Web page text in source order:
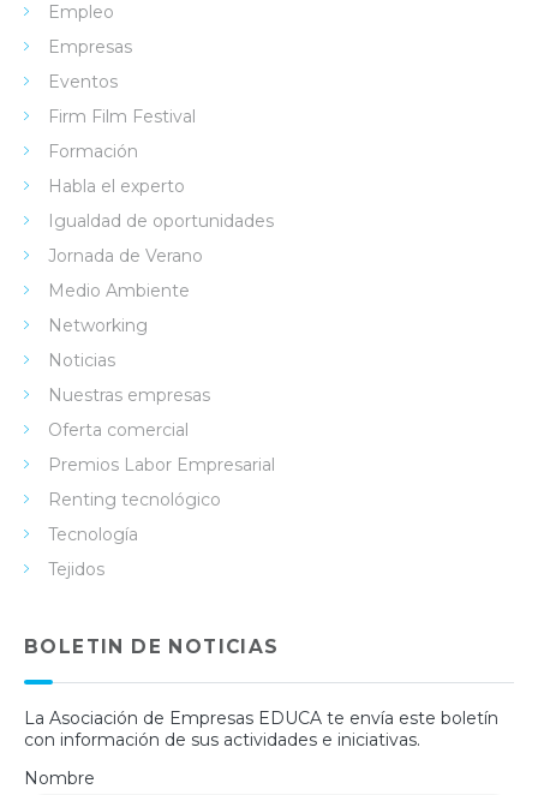
Empleo
Empresas
Eventos
Firm Film Festival
Formación
Habla el experto
Igualdad de oportunidades
Jornada de Verano
Medio Ambiente
Networking
Noticias
Nuestras empresas
Oferta comercial
Premios Labor Empresarial
Renting tecnológico
Tecnología
Tejidos
BOLETIN DE NOTICIAS
La Asociación de Empresas EDUCA te envía este boletín
con información de sus actividades e iniciativas.
Nombre